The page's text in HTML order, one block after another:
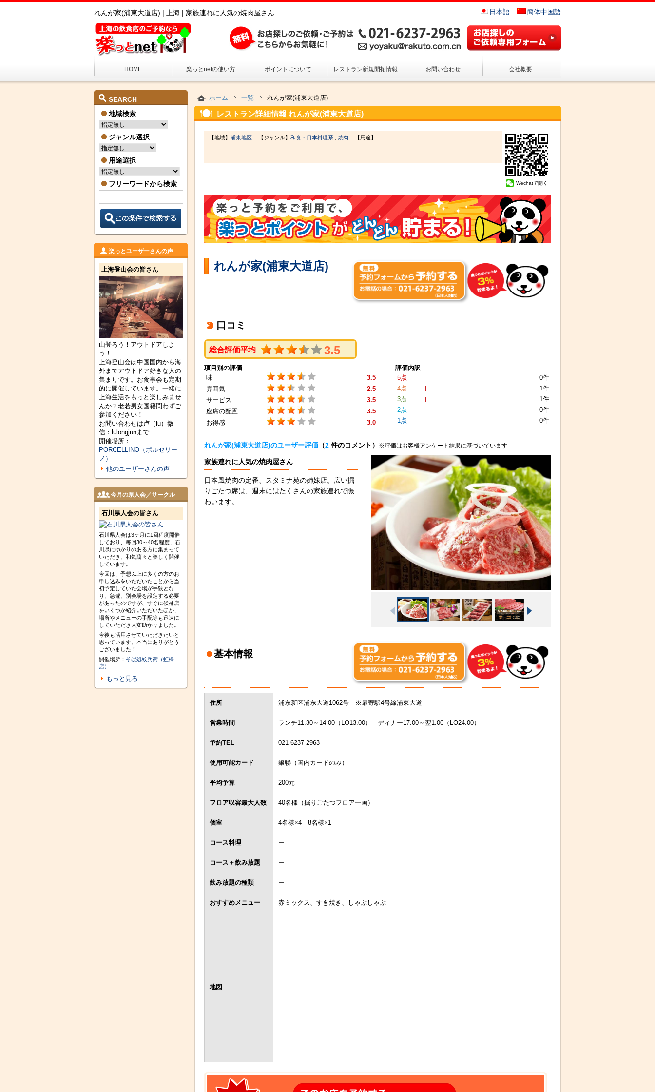
日本語 簡体中国語
れんが家(浦東大道店) | 上海 | 家族連れに人気の焼肉屋さん
HOME 楽っとnetの使い方 ポイントについて レストラン新規開拓情報 お問い合わせ 会社概要
ホーム 一覧 れんが家(浦東大道店)
レストラン詳細情報 れんが家(浦東大道店)
【地域】 浦東地区 【ジャンル】 和食・日本料理系 焼肉 【用途】
Wechatで開く
れんが家(浦東大道店)
口コミ
総合評価平均 3.5
項目別の評価
味
3.5
雰囲気
2.5
サービス
3.5
座席の配置
3.5
お得感
3.0
評価内訳
5点
0件
4点
1件
3点
1件
2点
0件
1点
0件
れんが家(浦東大道店)のユーザー評価 （2 件のコメント） ※評価はお客様アンケート結果に基づいています
家族連れに人気の焼肉屋さん
日本風焼肉の定番、スタミナ苑の姉妹店。広い掘
りごたつ席は、週末にはたくさんの家族連れで賑
わいます。
基本情報
住所 浦东新区浦东大道1062号 ※最寄駅4号線浦東大道
営業時間 ランチ11:30～14:00（LO13:00） ディナー17:00～翌1:00（LO24:00）
予約TEL 021-6237-2963
使用可能カード 銀聯（国内カードのみ）
平均予算 200元
フロア収容最大人数 40名様（掘りごたつフロア一画）
個室 4名様×4 8名様×1
コース料理 ー
コース＋飲み放題 ー
飲み放題の種類 ー
おすすめメニュー 赤ミックス、すき焼き、しゃぶしゃぶ
地図
SEARCH
地域検索
ジャンル選択
用途選択
フリーワードから検索
楽っとユーザーさんの声
上海登山会の皆さん
山登ろう！アウトドアしよ
う！
上海登山会は中国国内から海
外までアウトドア好きな人の
集まりです。お食事会も定期
的に開催しています。一緒に
上海生活をもっと楽しみませ
んか？老若男女国籍問わずご
参加ください！
お問い合わせは卢（lu）微
信：lulongjunまで
開催場所：
PORCELLINO（ポルセリー
ノ）
他のユーザーさんの声
今月の県人会／サークル
石川県人会の皆さん
石川県人会は3ヶ月に1回程度開催
しており、毎回30～40名程度、石
川県にゆかりのある方に集まって
いただき、和気藹々と楽しく開催
しています。
今回は、予想以上に多くの方のお
申し込みをいただいたことから当
初予定していた会場が手狭とな
り、急遽、別会場を設定する必要
があったのですが、すぐに候補店
をいくつか紹介いただいたほか、
場所やメニューの手配等も迅速に
していただき大変助かりました。
今後も活用させていただきたいと
思っています。本当にありがとう
ございました！
開催場所： そば処紋兵衛（虹橋
店）
もっと見る